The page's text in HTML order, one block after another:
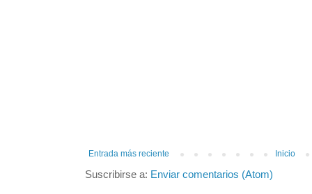
Entrada más reciente Inicio
Suscribirse a: Enviar comentarios (Atom)